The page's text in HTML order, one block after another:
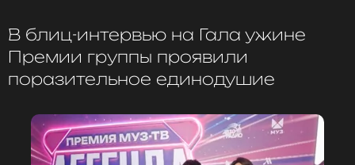
Игорь Яковлевич Крутой: «Прорывом года» я бы
назвал Татьяну Куртукову и Bearwolf, Akmal’ и
Женю Трофимова.
В блиц-интервью на Гала ужине
Премии группы проявили
поразительное единодушие